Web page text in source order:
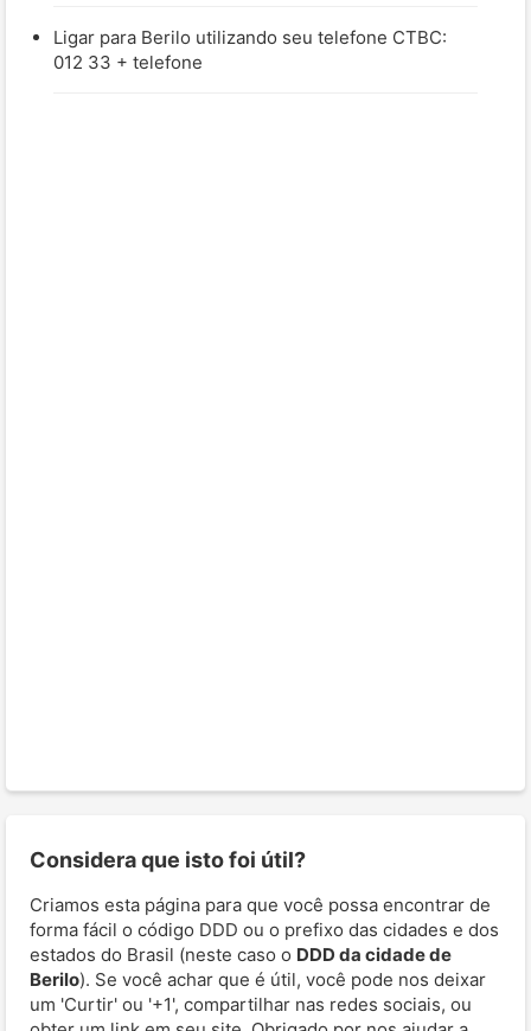
Ligar para Berilo utilizando seu telefone CTBC:
012 33 + telefone
Considera que isto foi útil?
Criamos esta página para que você possa encontrar de
forma fácil o código DDD ou o prefixo das cidades e dos
estados do Brasil (neste caso o DDD da cidade de
Berilo). Se você achar que é útil, você pode nos deixar
um 'Curtir' ou '+1', compartilhar nas redes sociais, ou